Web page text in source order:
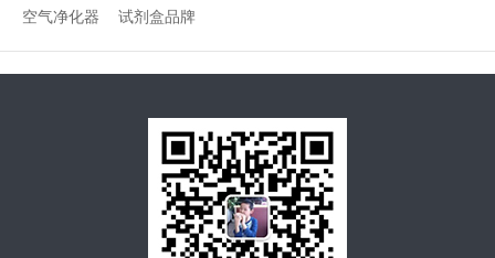
空气净化器
试剂盒品牌